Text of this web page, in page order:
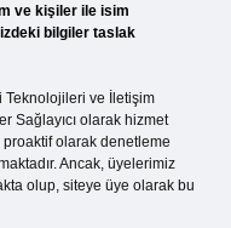
ve kişiler ile isim
bilgiler taslak
Teknolojileri ve İletişim
Sağlayıcı olarak hizmet
olarak denetleme
Ancak, üyelerimiz
olup, siteye üye olarak bu